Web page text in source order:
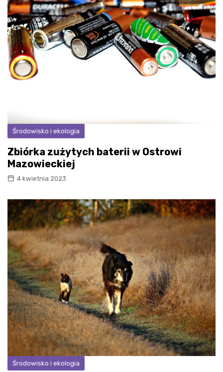
Środowisko i ekologia
Zbiórka zużytych baterii w Ostrowi
Mazowieckiej
4 kwietnia 2023
Środowisko i ekologia